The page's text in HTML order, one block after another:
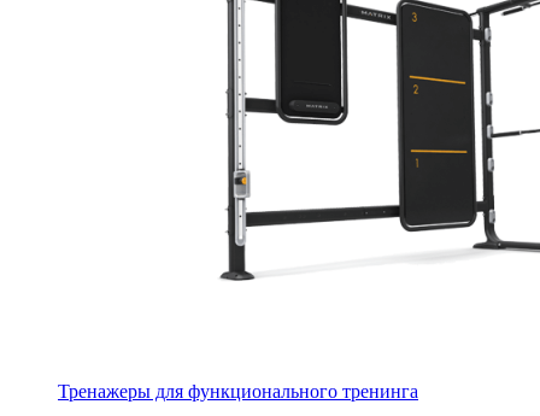
Тренажеры для функционального тренинга